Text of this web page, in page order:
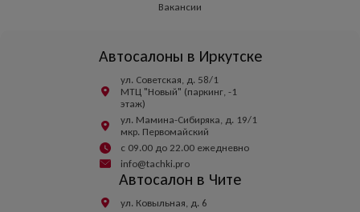
Вакансии
Автосалоны в Иркутске
ул. Советская, д. 58/1
МТЦ "Новый" (паркинг, -1
этаж)
ул. Мамина-Сибиряка, д. 19/1
мкр. Первомайский
с 09.00 до 22.00 ежедневно
info@tachki.pro
Автосалон в Чите
ул. Ковыльная, д. 6